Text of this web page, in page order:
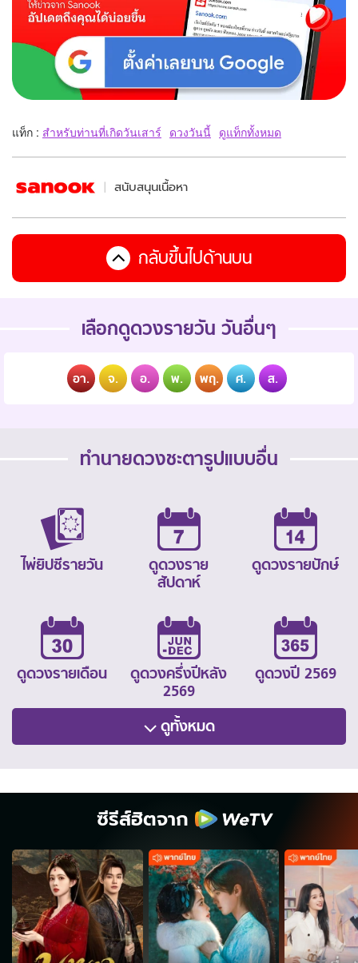
แท็ก : สำหรับท่านที่เกิดวันเสาร์ ดวงวันนี้ ดูแท็กทั้งหมด
สนับสนุนเนื้อหา
กลับขึ้นไปด้านบน
เลือกดูดวงรายวัน วันอื่นๆ
อา. จ. อ. พ. พฤ. ศ. ส.
ทำนายดวงชะตารูปแบบอื่น
ไพ่ยิปซีรายวัน
ดูดวงราย
สัปดาห์
ดูดวงรายปักษ์
ดูดวงรายเดือน
ดูดวงครึ่งปีหลัง
2569
ดูดวงปี 2569
ดูทั้งหมด
ซีรีส์ฮิตจาก